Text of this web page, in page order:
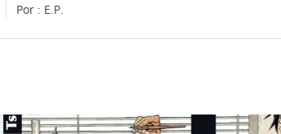
Por : E.P.